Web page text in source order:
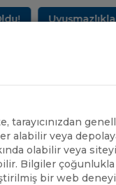
Uyuşmazlıkların
UND YAYINLARI
alabilir veya
olabilir veya siteyi
Bilgiler
bir web